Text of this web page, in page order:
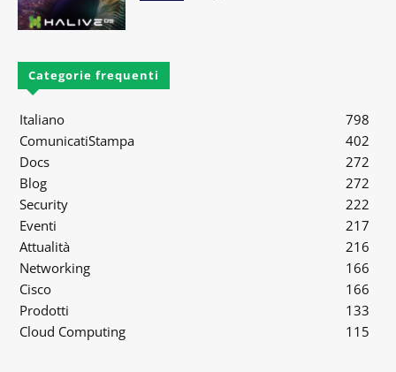
Categorie frequenti
Italiano
798
ComunicatiStampa
402
Docs
272
Blog
272
Security
222
Eventi
217
Attualità
216
Networking
166
Cisco
166
Prodotti
133
Cloud Computing
115